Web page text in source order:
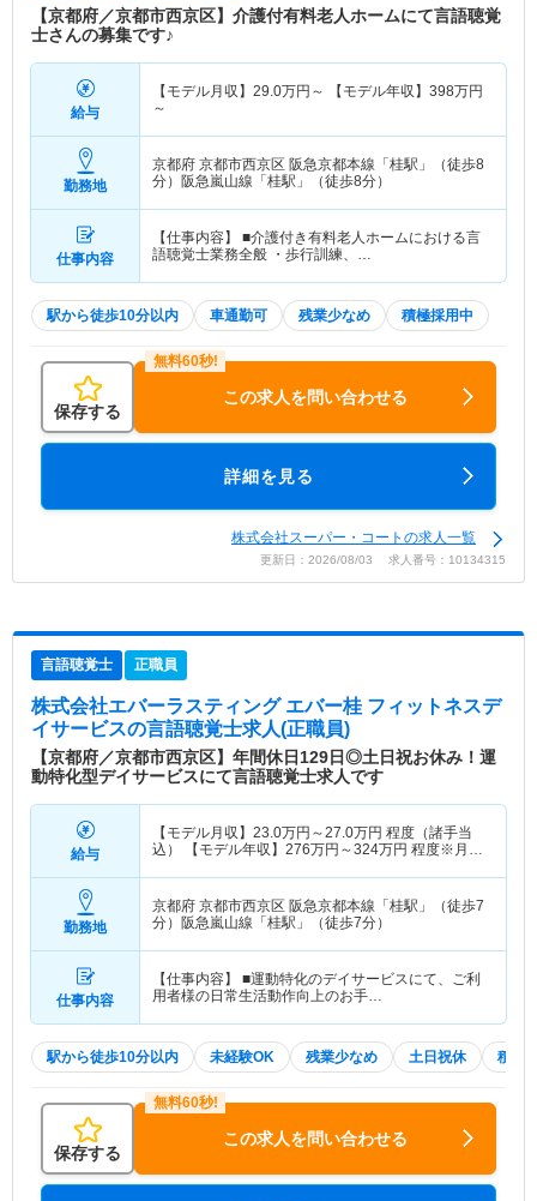
【京都府／京都市西京区】介護付有料老人ホームにて言語聴覚
士さんの募集です♪
給与
【モデル月収】 29.0万円～ 【モデル年収】 398万円
～
勤務地
京都府 京都市西京区 阪急京都本線「桂駅」（徒歩8
分）阪急嵐山線「桂駅」（徒歩8分）
仕事内容
【仕事内容】 ■介護付き有料老人ホームにおける言
語聴覚士業務全般 ・歩行訓練、…
駅から徒歩10分以内 車通勤可 残業少なめ 積極採用中
保存する
この求人を問い合わせる
詳細を見る
株式会社スーパー・コートの求人一覧
更新日：2026/08/03 求人番号：10134315
言語聴覚士 正職員
株式会社エバーラスティング エバー桂 フィットネスデ
イサービスの言語聴覚士求人(正職員)
【京都府／京都市西京区】年間休日129日◎土日祝お休み！運
動特化型デイサービスにて言語聴覚士求人です
給与
【モデル月収】 23.0万円～27.0万円 程度（諸手当
込） 【モデル年収】 276万円～324万円 程度※月収
勤務地
京都府 京都市西京区 阪急京都本線「桂駅」（徒歩7
分）阪急嵐山線「桂駅」（徒歩7分）
仕事内容
【仕事内容】 ■運動特化のデイサービスにて、ご利
用者様の日常生活動作向上のお手…
駅から徒歩10分以内 未経験OK 残業少なめ 土日祝休 積極
保存する
この求人を問い合わせる